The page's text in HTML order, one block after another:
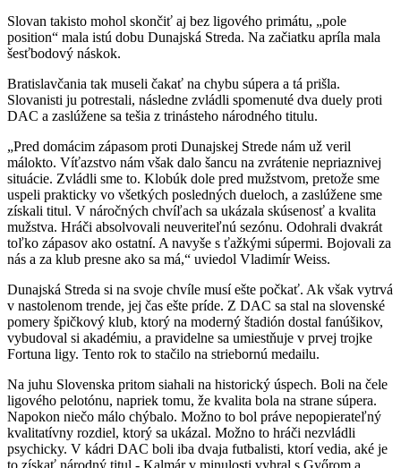
Slovan takisto mohol skončiť aj bez ligového primátu, „pole
position“ mala istú dobu Dunajská Streda. Na začiatku apríla mala
šesťbodový náskok.
Bratislavčania tak museli čakať na chybu súpera a tá prišla.
Slovanisti ju potrestali, následne zvládli spomenuté dva duely proti
DAC a zaslúžene sa tešia z trinásteho národného titulu.
„Pred domácim zápasom proti Dunajskej Strede nám už veril
málokto. Víťazstvo nám však dalo šancu na zvrátenie nepriaznivej
situácie. Zvládli sme to. Klobúk dole pred mužstvom, pretože sme
uspeli prakticky vo všetkých posledných dueloch, a zaslúžene sme
získali titul. V náročných chvíľach sa ukázala skúsenosť a kvalita
mužstva. Hráči absolvovali neuveriteľnú sezónu. Odohrali dvakrát
toľko zápasov ako ostatní. A navyše s ťažkými súpermi. Bojovali za
nás a za klub presne ako sa má,“ uviedol Vladimír Weiss.
Dunajská Streda si na svoje chvíle musí ešte počkať. Ak však vytrvá
v nastolenom trende, jej čas ešte príde. Z DAC sa stal na slovenské
pomery špičkový klub, ktorý na moderný štadión dostal fanúšikov,
vybudoval si akadémiu, a pravidelne sa umiestňuje v prvej trojke
Fortuna ligy. Tento rok to stačilo na striebornú medailu.
Na juhu Slovenska pritom siahali na historický úspech. Boli na čele
ligového pelotónu, napriek tomu, že kvalita bola na strane súpera.
Napokon niečo málo chýbalo. Možno to bol práve nepopierateľný
kvalitatívny rozdiel, ktorý sa ukázal. Možno to hráči nezvládli
psychicky. V kádri DAC boli iba dvaja futbalisti, ktorí vedia, aké je